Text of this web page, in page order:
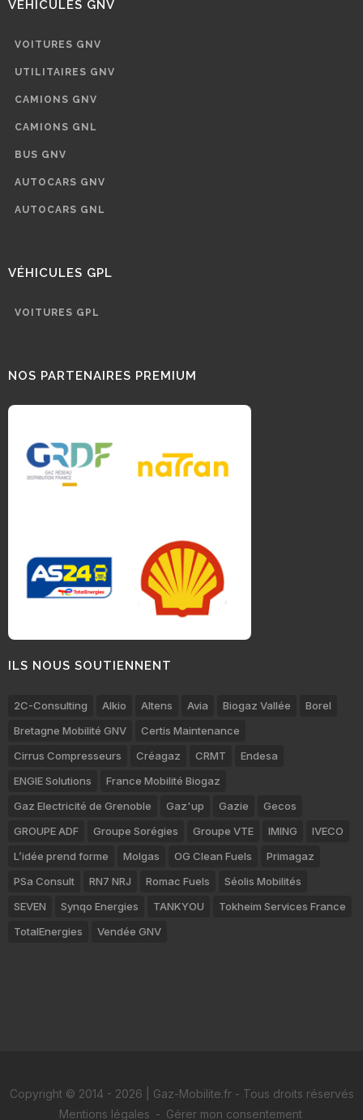
VÉHICULES GNV
VOITURES GNV
UTILITAIRES GNV
CAMIONS GNV
CAMIONS GNL
BUS GNV
AUTOCARS GNV
AUTOCARS GNL
VÉHICULES GPL
VOITURES GPL
NOS PARTENAIRES PREMIUM
ILS NOUS SOUTIENNENT
2C-Consulting Alkio Altens Avia Biogaz Vallée
Borel
Bretagne Mobilité GNV
Certis Maintenance
Cirrus Compresseurs
Créagaz CRMT
Endesa
ENGIE Solutions
France Mobilité Biogaz
Gaz Electricité de Grenoble
Gaz'up Gazie
Gecos
GROUPE ADF
Groupe Sorégies Groupe VTE IMING
IVECO
L’idée prend forme
Molgas OG Clean Fuels
Primagaz
PSa Consult
RN7 NRJ Romac Fuels
Séolis Mobilités
SEVEN
Synqo Energies TANKYOU
Tokheim Services France
TotalEnergies
Vendée GNV
Copyright © 2014 - 2026 | Gaz-Mobilite.fr - Tous droits réservés
Mentions légales - Gérer mon consentement